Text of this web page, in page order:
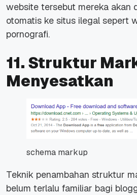
website tersebut mereka akan
otomatis ke situs ilegal sepert
pornografi.
11. Struktur
Menyesatkan
schema markup
Teknik penambahan struktur
belum terlalu familiar bagi